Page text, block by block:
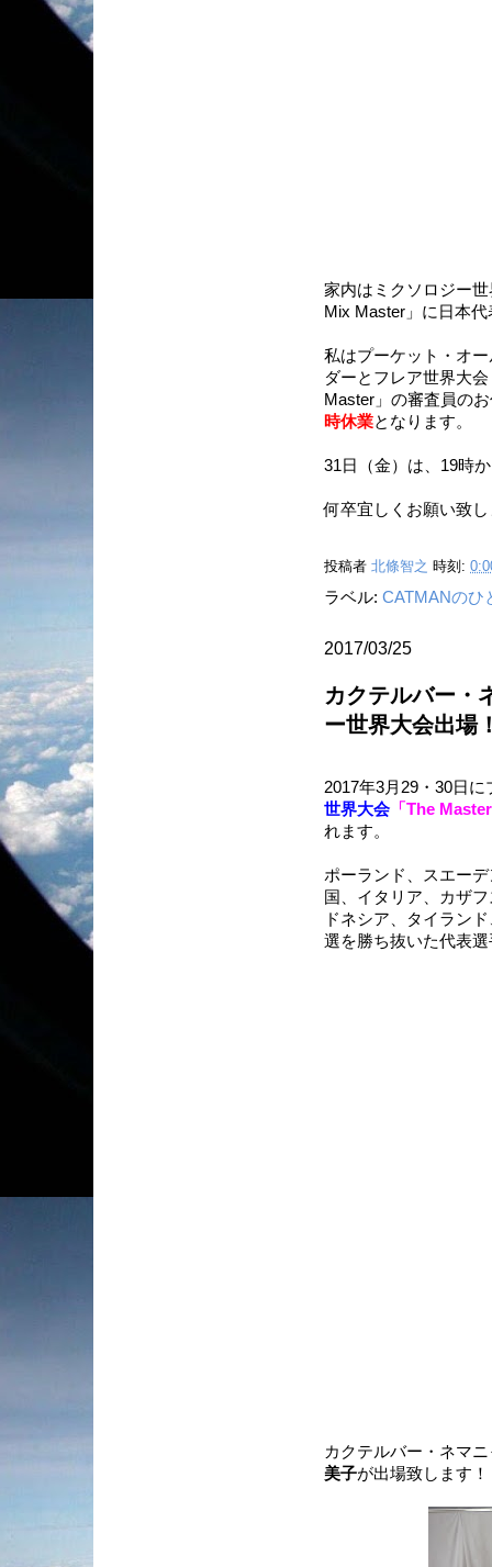
家内はミクソロジー
Mix Master」に日本
私はプーケット・オ
ダーとフレア世界大
Master」の審査員の
時休業となります。
31日（金）は、19時
何卒宜しくお願い致
投稿者 北條智之 時刻:
ラベル: CATMANのひ
2017/03/25
カクテルバー・
ー世界大会出場
2017年3月29・30日
世界大会 「The
れます。
ポーランド、スエー
国、イタリア、カザ
ドネシア、タイラン
選を勝ち抜いた代表
カクテルバー・ネマ
美子が出場致します！